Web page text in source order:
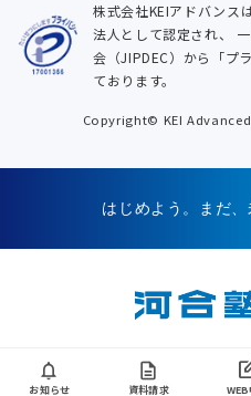
株式会社KEIアドバンス
法人として認定され、
会（JIPDEC）から「プ
ております。
Copyright© KEI
はじめよう。まだ、
お知らせ 資料請求 WEB